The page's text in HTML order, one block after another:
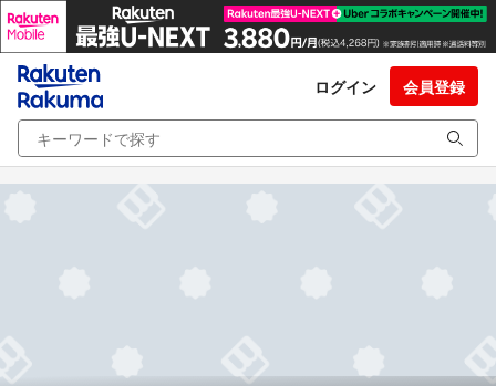
ログイン 会員登録